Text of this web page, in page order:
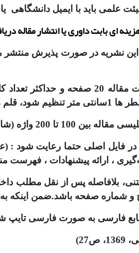
در این نشریه در صورت پذیرش
در فایل اصلی حتما رعایت شود :
، ارائه پیشنهادات ، فهرست
بلافاصله پس از نقل مطلب
و شماره صفحه باشد.ضمن اینکه
فارسی به صورت فارسی تایپ